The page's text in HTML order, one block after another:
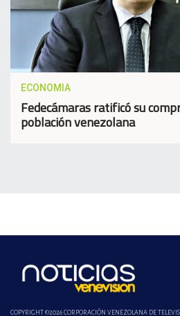
ECONOMIA
Fedecámaras ratificó su
población venezolana
COPYRIGHT ©2026 CORPORACIÓN VENEZOLANA DE